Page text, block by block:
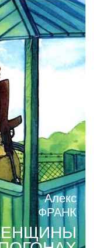
Алекс
ФРАНК